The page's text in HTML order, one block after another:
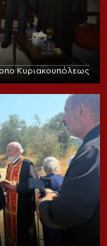
Κυριακουπόλεως